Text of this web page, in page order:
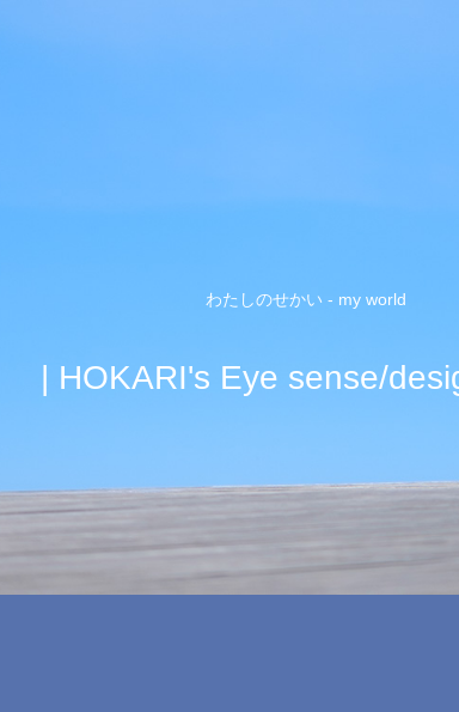
わたしのせかい - my world
| HOKARI's Eye sense/